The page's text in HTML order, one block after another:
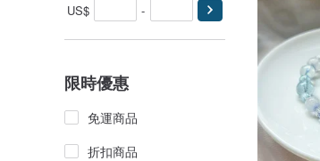
US$ -
限時優惠
免運商品
折扣商品